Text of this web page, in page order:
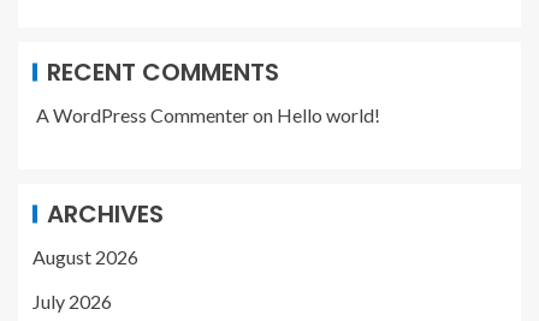
RECENT COMMENTS
A WordPress Commenteron Hello world!
ARCHIVES
August 2026
July 2026